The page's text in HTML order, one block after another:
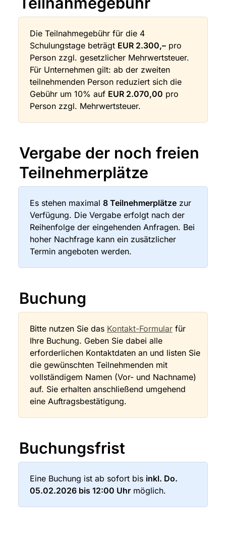
Die Teilnahmegebühr für die 4
Schulungstage beträgt EUR 2.300,– pro
Person zzgl. gesetzlicher Mehrwertsteuer.
Für Unternehmen gilt: ab der zweiten
teilnehmenden Person reduziert sich die
Gebühr um 10% auf EUR 2.070,00 pro
Person zzgl. Mehrwertsteuer.
Vergabe der noch freien
Teilnehmerplätze
Es stehen maximal 8 Teilnehmerplätze zur
Verfügung. Die Vergabe erfolgt nach der
Reihenfolge der eingehenden Anfragen. Bei
hoher Nachfrage kann ein zusätzlicher
Termin angeboten werden.
Buchung
Bitte nutzen Sie das Kontakt-Formular für
Ihre Buchung. Geben Sie dabei alle
erforderlichen Kontaktdaten an und listen Sie
die gewünschten Teilnehmenden mit
vollständigem Namen (Vor- und Nachname)
auf. Sie erhalten anschließend umgehend
eine Auftragsbestätigung.
Buchungsfrist
Eine Buchung ist ab sofort bis inkl. Do.
05.02.2026 bis 12:00 Uhr möglich.